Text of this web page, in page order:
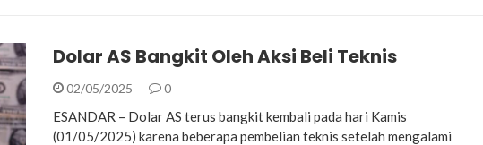
Dolar AS Bangkit Oleh Aksi Beli Teknis
02/05/2025 0
ESANDAR – Dolar AS terus bangkit kembali pada hari Kamis
(01/05/2025) karena beberapa pembelian teknis setelah mengalami